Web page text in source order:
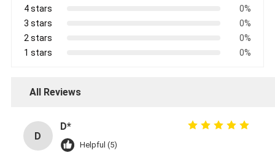
4 stars
0%
3 stars
0%
2 stars
0%
1 stars
0%
All Reviews
D
D*
Helpful (5)